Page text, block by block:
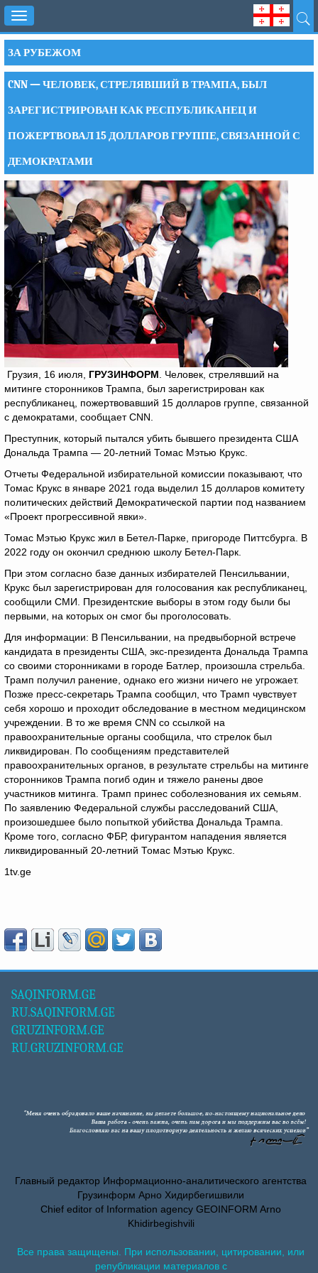
Toggle
navigation
ЗА РУБЕЖОМ
CNN — ЧЕЛОВЕК, СТРЕЛЯВШИЙ В ТРАМПА, БЫЛ
ЗАРЕГИСТРИРОВАН КАК РЕСПУБЛИКАНЕЦ И
ПОЖЕРТВОВАЛ 15 ДОЛЛАРОВ ГРУППЕ, СВЯЗАННОЙ С
ДЕМОКРАТАМИ
Грузия, 16 июля, ГРУЗИНФОРМ . Человек, стрелявший на
митинге сторонников Трампа, был зарегистрирован как
республиканец, пожертвовавший 15 долларов группе, связанной
с демократами, сообщает CNN.
Преступник, который пытался убить бывшего президента США
Дональда Трампа — 20-летний Томас Мэтью Крукс.
Отчеты Федеральной избирательной комиссии показывают, что
Томас Крукс в январе 2021 года выделил 15 долларов комитету
политических действий Демократической партии под названием
«Проект прогрессивной явки».
Томас Мэтью Крукс жил в Бетел-Парке, пригороде Питтсбурга. В
2022 году он окончил среднюю школу Бетел-Парк.
При этом согласно базе данных избирателей Пенсильвании,
Крукс был зарегистрирован для голосования как республиканец,
сообщили СМИ. Президентские выборы в этом году были бы
первыми, на которых он смог бы проголосовать.
Для информации: В Пенсильвании, на предвыборной встрече
кандидата в президенты США, экс-президента Дональда Трампа
со своими сторонниками в городе Батлер, произошла стрельба.
Трамп получил ранение, однако его жизни ничего не угрожает.
Позже пресс-секретарь Трампа сообщил, что Трамп чувствует
себя хорошо и проходит обследование в местном медицинском
учреждении. В то же время CNN со ссылкой на
правоохранительные органы сообщила, что стрелок был
ликвидирован. По сообщениям представителей
правоохранительных органов, в результате стрельбы на митинге
сторонников Трампа погиб один и тяжело ранены двое
участников митинга. Трамп принес соболезнования их семьям.
По заявлению Федеральной службы расследований США,
произошедшее было попыткой убийства Дональда Трампа.
Кроме того, согласно ФБР, фигурантом нападения является
ликвидированный 20-летний Томас Мэтью Крукс.
1tv.ge
SAQINFORM.GE
RU.SAQINFORM.GE
GRUZINFORM.GE
RU.GRUZINFORM.GE
Главный редактор Информационно-аналитического агентства
Грузинформ Арно Хидирбегишвили
Chief editor of Information agency GEOINFORM Arno
Khidirbegishvili
Все права защищены. При использовании, цитировании, или
републикации материалов с